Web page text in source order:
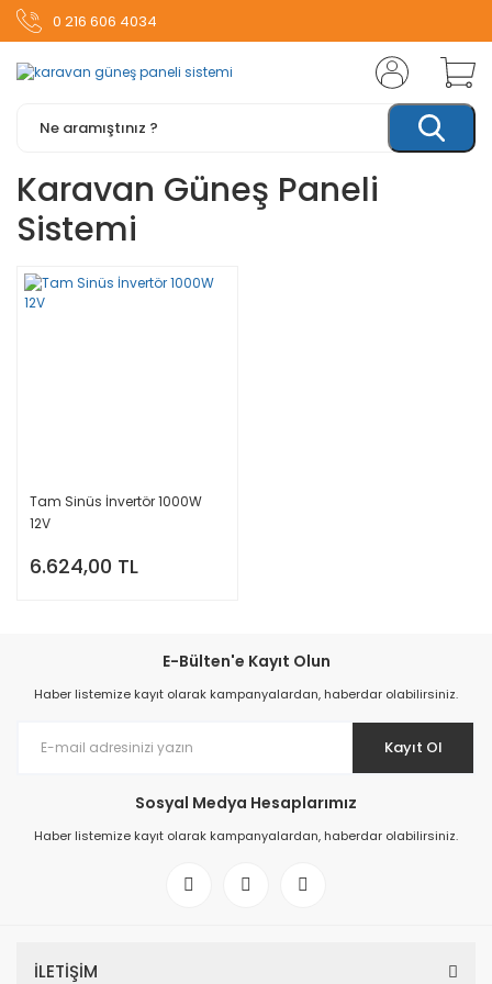
0 216 606 4034
Karavan Güneş Paneli
Sistemi
Tam Sinüs İnvertör 1000W
12V
6.624,00 TL
E-Bülten'e Kayıt Olun
Haber listemize kayıt olarak kampanyalardan, haberdar olabilirsiniz.
Kayıt Ol
Sosyal Medya Hesaplarımız
Haber listemize kayıt olarak kampanyalardan, haberdar olabilirsiniz.
İLETİŞİM